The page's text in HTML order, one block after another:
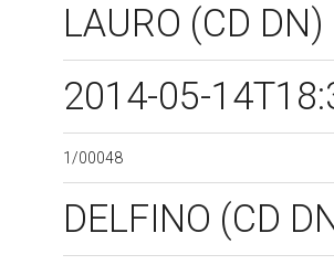
LAURO (CD DN)
2014-05-
1/00048
DELFINO (CD